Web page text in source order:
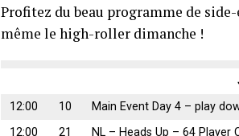
Profitez du beau programme de
même le high-roller dimanche !
12:00
10 Main Event Day 4 – play
12:00
21 NL – Heads Up – 64 Player